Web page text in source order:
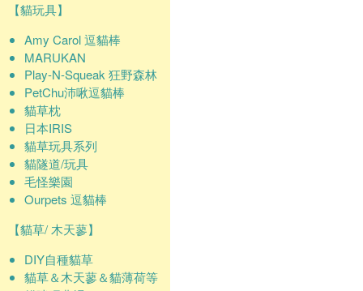
【貓玩具】
Amy Carol 逗貓棒
MARUKAN
Play-N-Squeak 狂野森林
PetChu沛啾逗貓棒
貓草枕
日本IRIS
貓草玩具系列
貓隧道/玩具
毛怪樂園
Ourpets 逗貓棒
【貓草/ 木天蓼】
DIY自種貓草
貓草＆木天蓼＆貓薄荷等